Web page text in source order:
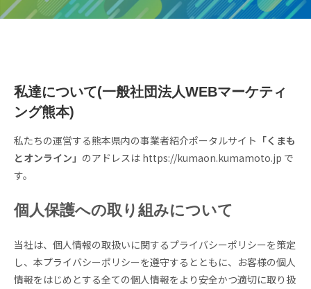
私達について(一般社団法人WEBマーケティ
ング熊本)
私たちの運営する熊本県内の事業者紹介ポータルサイト 「くまも
とオンライン」 のアドレスは https://kumaon.kumamoto.jp で
す。
個人保護への取り組みについて
当社は、個人情報の取扱いに関するプライバシーポリシーを策定
し、本プライバシーポリシーを遵守するとともに、お客様の個人
情報をはじめとする全ての個人情報をより安全かつ適切に取り扱